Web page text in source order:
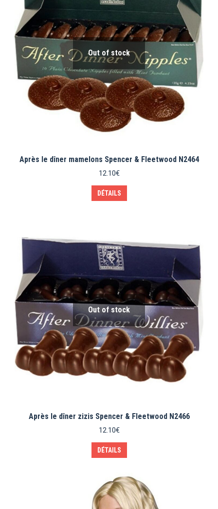
Out of stock
Après le dîner mamelons Spencer & Fleetwood N2464
12.10€
DÉTAILS
Out of stock
Après le dîner zizis Spencer & Fleetwood N2466
12.10€
DÉTAILS